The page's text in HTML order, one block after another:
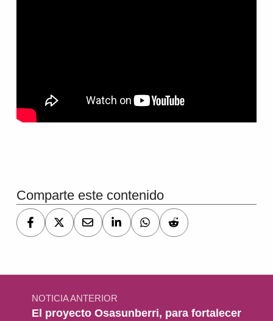
Comparte este contenido
Navegación de entradas
NOTICIA ANTERIOR
El proyecto Osasunberri, para fortalecer